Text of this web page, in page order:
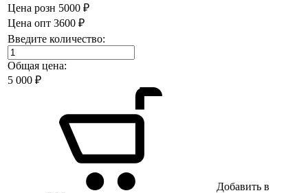
Цена розн 5000 ₽
Цена опт 3600 ₽
Введите количество:
Общая цена:
5 000 ₽
Добавить в